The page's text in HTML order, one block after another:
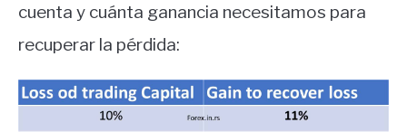
cuenta y cuánta ganancia necesitamos para
recuperar la pérdida: